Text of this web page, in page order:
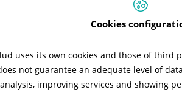
15 dies.
Cookies
uses its own cookies and those of third
not guarantee an adequate level of
improving services and showing